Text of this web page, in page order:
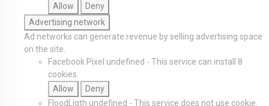
Allow
Deny
Advertising network
Ad networks can generate revenue by selling advertising space
on the site.
Facebook Pixel undefined - This service can install 8
cookies.
Allow
Deny
FloodLigth undefined - This service does not use cookie.